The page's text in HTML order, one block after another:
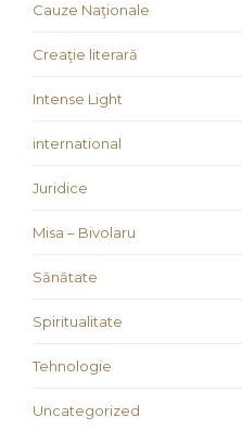
Cauze Naţionale
Creaţie literară
Intense Light
international
Juridice
Misa – Bivolaru
Sănătate
Spiritualitate
Tehnologie
Uncategorized